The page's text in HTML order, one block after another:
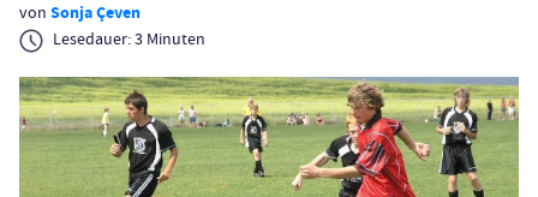
von Sonja Çeven
Lesedauer:3 Minuten